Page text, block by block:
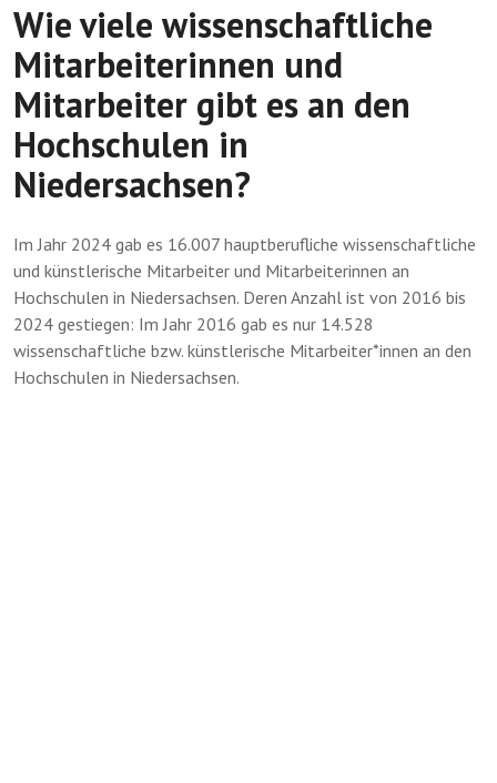
Wie viele wissenschaftliche
Mitarbeiterinnen und
Mitarbeiter gibt es an den
Hochschulen in
Niedersachsen?
Im Jahr 2024 gab es 16.007 hauptberufliche wissenschaftliche
und künstlerische Mitarbeiter und Mitarbeiterinnen an
Hochschulen in Niedersachsen. Deren Anzahl ist von 2016 bis
2024 gestiegen: Im Jahr 2016 gab es nur 14.528
wissenschaftliche bzw. künstlerische Mitarbeiter*innen an den
Hochschulen in Niedersachsen.